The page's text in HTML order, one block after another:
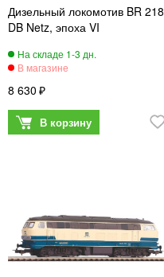
Дизельный локомотив BR 218
DB Netz, эпоха VI
8 630